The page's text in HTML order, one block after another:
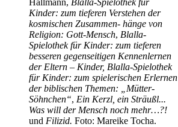
Hallmann, Blalla-Spielothek für
Kinder: zum tieferen Verstehen der
kosmischen Zusammen- hänge von
Religion: Gott-Mensch, Blalla-
Spielothek für Kinder: zum tieferen
besseren gegenseitigen Kennenlernen
der Eltern – Kinder, Blalla-Spielothek
für Kinder: zum spielerischen Erlernen
der biblischen Themen: „Mütter-
Söhnchen“, Ein Kerzl, ein Sträußl...
Was will der Mensch noch mehr…?!
und Filizid. Foto: Mareike Tocha.